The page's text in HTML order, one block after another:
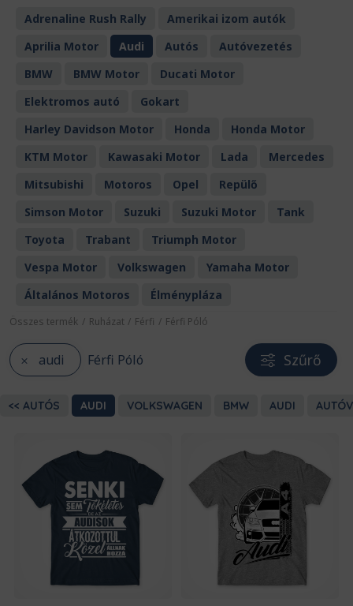
Adrenaline Rush Rally
Amerikai izom autók
Aprilia Motor
Audi Autós
Autóvezetés
BMW
BMW Motor
Ducati Motor
Elektromos autó
Gokart
Harley Davidson Motor
Honda
Honda Motor
KTM Motor
Kawasaki Motor Lada
Mercedes
Mitsubishi
Motoros Opel
Repülő
Simson Motor
Suzuki Suzuki Motor
Tank
Toyota
Trabant
Triumph Motor
Vespa Motor
Volkswagen
Yamaha Motor
Általános Motoros
Élménypláza
Összes termék / Ruházat / Férfi / Férfi Póló
audi Férfi Póló Szűrő
AUTÓS AUDI VOLKSWAGEN BMW AUDI